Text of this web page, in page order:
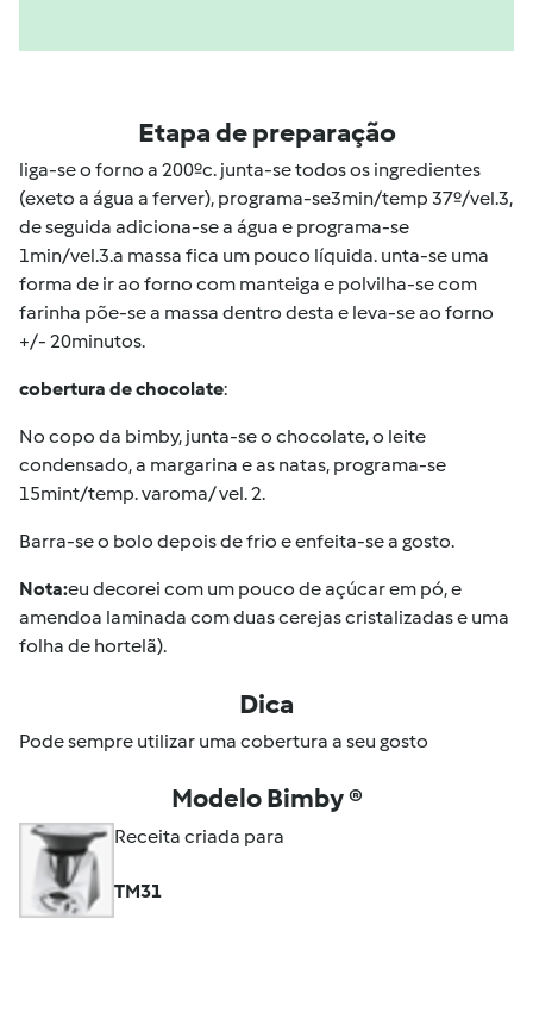
Etapa de preparação
liga-se o forno a 200ºc. junta-se todos os ingredientes
(exeto a água a ferver), programa-se3min/temp 37º/vel.3,
de seguida adiciona-se a água e programa-se
1min/vel.3.a massa fica um pouco líquida. unta-se uma
forma de ir ao forno com manteiga e polvilha-se com
farinha põe-se a massa dentro desta e leva-se ao forno
+/- 20minutos.
cobertura de chocolate:
No copo da bimby, junta-se o chocolate, o leite
condensado, a margarina e as natas, programa-se
15mint/temp. varoma/ vel. 2.
Barra-se o bolo depois de frio e enfeita-se a gosto.
Nota:eu decorei com um pouco de açúcar em pó, e
amendoa laminada com duas cerejas cristalizadas e uma
folha de hortelã).
Dica
Pode sempre utilizar uma cobertura a seu gosto
Modelo Bimby ®
Receita criada para
TM31